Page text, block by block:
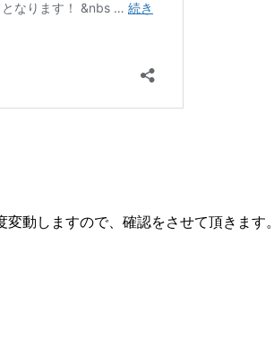
動しますので、確認をさせて頂きます。